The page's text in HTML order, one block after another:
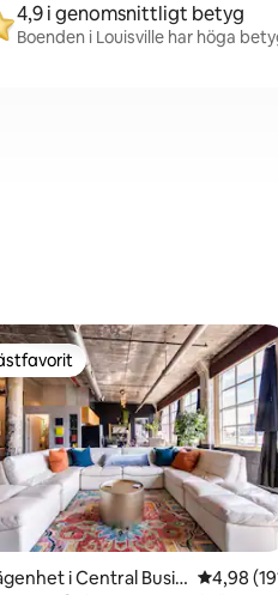
4,9 i genomsnittligt betyg
Boenden i Louisville har höga
gästfavorit
i Central Busin 4,98 av
4,98